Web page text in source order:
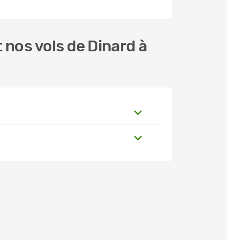
vols de Dinard à